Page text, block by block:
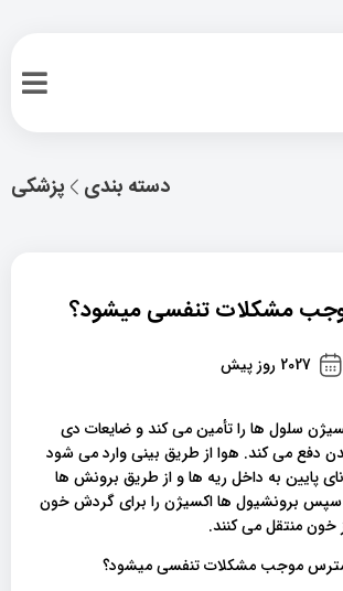
پزشکی دسته بندی
مشکلات تنفسی میشود؟
2027 روز پیش
سلول ها را تأمین می کند و ضایعات دی
دفع می کند. هوا از طریق بینی وارد می شود
پایین به داخل ریه ها و از طریق برونش ها
سپس برونشیول ها اکسیژن را برای گردش خون
خون منتقل می کنند.